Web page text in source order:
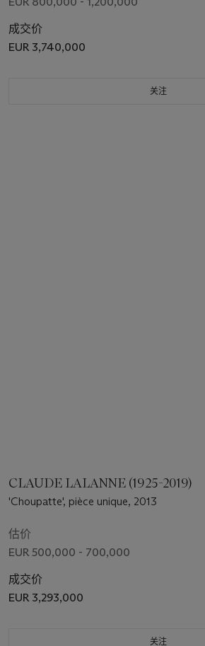
成交价
EUR 3,740,000
关注
CLAUDE LALANNE (1925-2019)
'Choupatte', pièce unique, 2013
估价
EUR 500,000 - 700,000
成交价
EUR 3,293,000
关注